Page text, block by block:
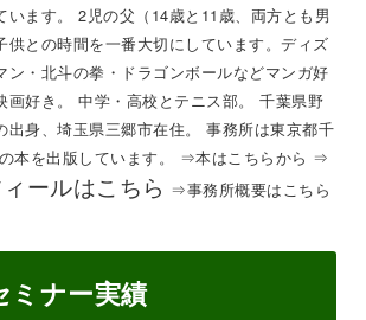
います。 2児の父（14歳と11歳、両方とも男
供との時間を一番大切にしています。ディズ
ン・北斗の拳・ドラゴンボールなどマンガ好
画好き。 中学・高校とテニス部。 千葉県野
出身、埼玉県三郷市在住。 事務所は東京都千
本を出版しています。 ⇒本はこちらから ⇒
ールはこちら ⇒事務所概要はこちら
ミナー実績